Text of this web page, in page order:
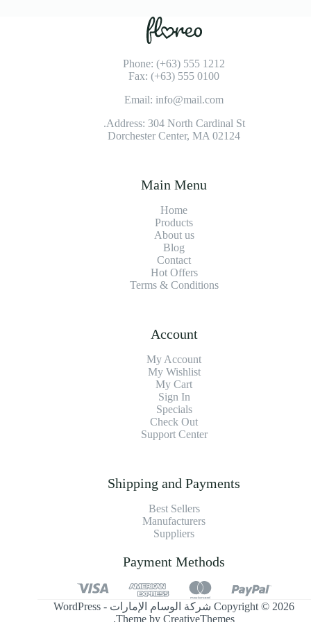
Phone: (+63) 555 1212
Fax: (+63) 555 0100
Email: info@mail.com
Address: 304 North Cardinal St.
Dorchester Center, MA 02124
Main Menu
Home
Products
About us
Blog
Contact
Hot Offers
Terms & Conditions
Account
My Account
My Wishlist
My Cart
Sign In
Specials
Check Out
Support Center
Shipping and Payments
Best Sellers
Manufacturers
Suppliers
Payment Methods
Copyright © 2026 شركة الوسام الإمارات - WordPress
Theme byCreativeThemes
.